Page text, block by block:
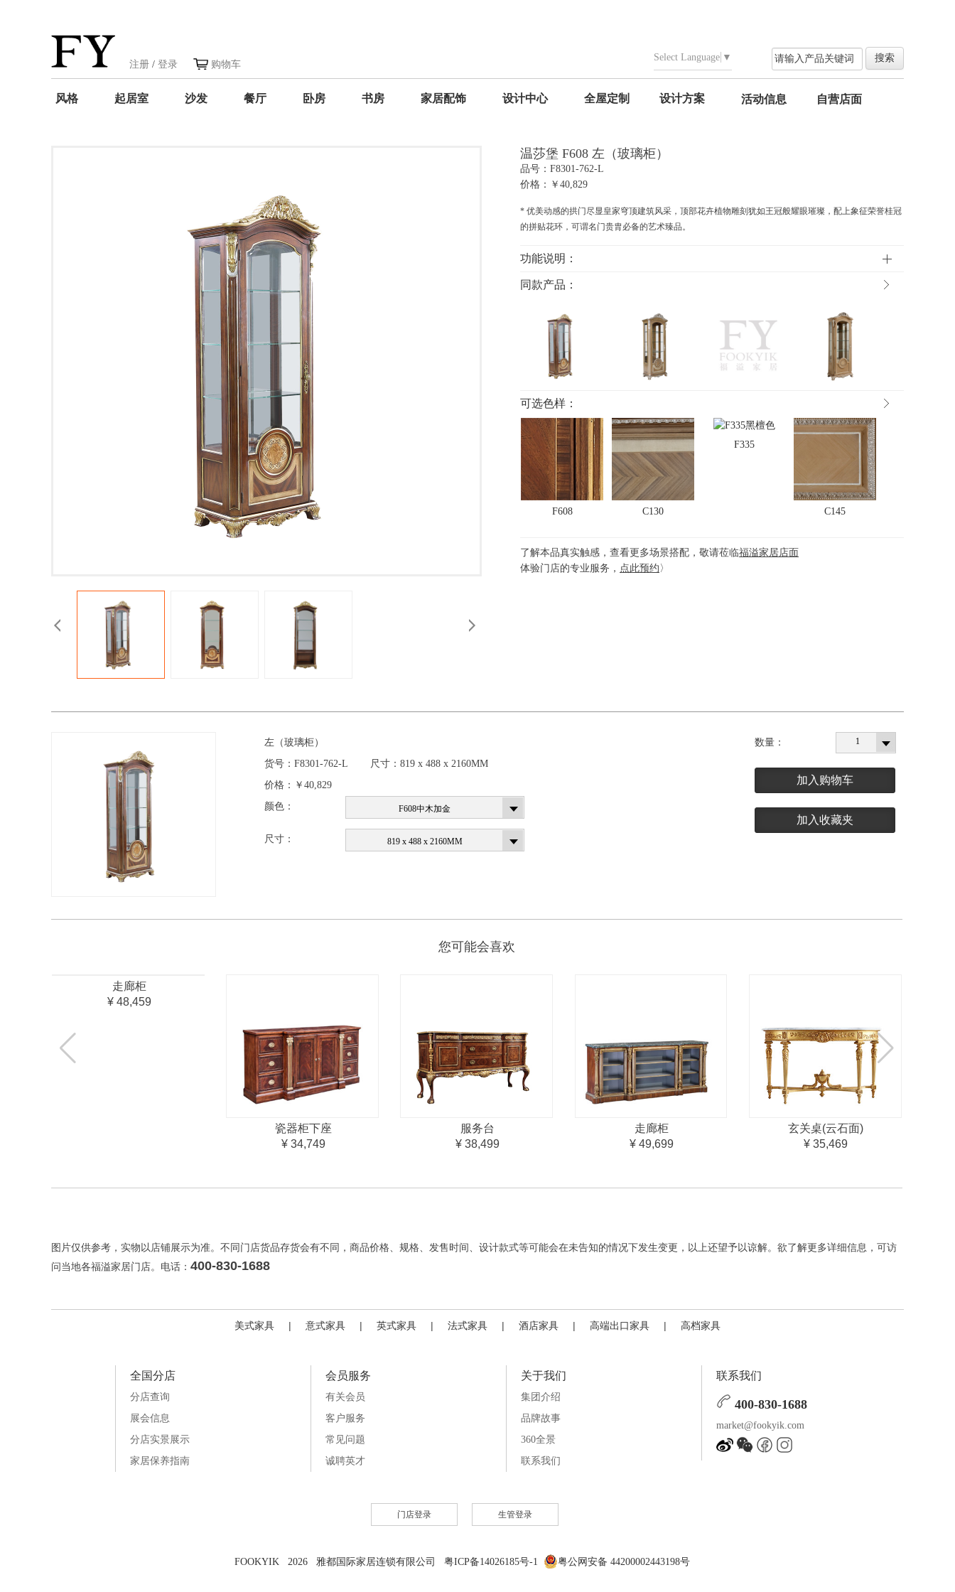
Select Language ▼
注册 / 登录 购物车
风格 起居室 沙发 餐厅 卧房 书房 家居配饰 设计中心 全屋定制 设计方案 活动信息 自营店面
温莎堡 F608 左（玻璃柜）
品号：F8301-762-L
价格：￥40,829
* 优美动感的拱门尽显皇家穹顶建筑风采，顶部花卉植物雕刻犹如王冠般耀眼璀璨，配上象征荣誉桂冠
的拼贴花环，可谓名门贵胄必备的艺术臻品。
功能说明：
同款产品：
可选色样：
F608 C130
F335
C145
了解本品真实触感，查看更多场景搭配，敬请莅临福溢家居店面
体验门店的专业服务， 点此预约 〉
数量： 1
加入购物车
加入收藏夹
左（玻璃柜）
货号： F8301-762-L 尺寸： 819 x 488 x 2160MM
价格： ￥40,829
颜色：
F608中木加金
尺寸： 819 x 488 x 2160MM
您可能会喜欢
走廊柜
¥ 48,459
瓷器柜下座
¥ 34,749
服务台
¥ 38,499
走廊柜
¥ 49,699
玄关桌(云石面)
¥ 35,469
图片仅供参考，实物以店铺展示为准。不同门店货品存货会有不同，商品价格、规格、发售时间、设计款式等可能会在未告知的情况下发生变更，以上还望予以谅解。欲了解更多详细信息，可访
问当地各福溢家居门店。电话： 400-830-1688
美式家具 | 意式家具 | 英式家具 | 法式家具 | 酒店家具 | 高端出口家具 | 高档家具
全国分店
分店查询
展会信息
分店实景展示
家居保养指南
会员服务
有关会员
客户服务
常见问题
诚聘英才
关于我们
集团介绍
品牌故事
360全景
联系我们
联系我们
400-830-1688
market@fookyik.com
门店登录 生管登录
FOOKYIK 2026 雅都国际家居连锁有限公司 粤ICP备14026185号-1 粤公网安备 44200002443198号